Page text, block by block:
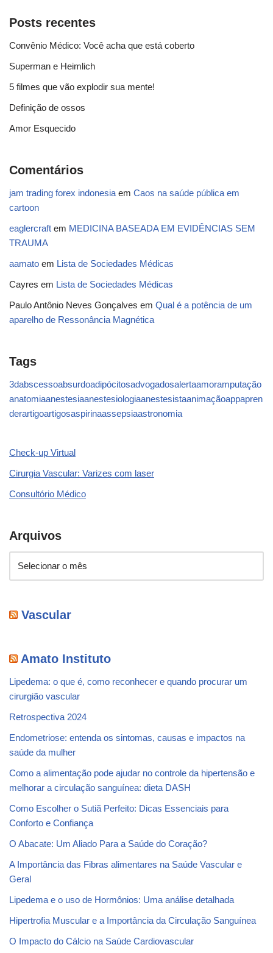
Posts recentes
Convênio Médico: Você acha que está coberto
Superman e Heimlich
5 filmes que vão explodir sua mente!
Definição de ossos
Amor Esquecido
Comentários
jam trading forex indonesia em Caos na saúde pública em
cartoon
eaglercraft em MEDICINA BASEADA EM EVIDÊNCIAS SEM
TRAUMA
aamato em Lista de Sociedades Médicas
Cayres em Lista de Sociedades Médicas
Paulo Antônio Neves Gonçalves em Qual é a potência de um
aparelho de Ressonância Magnética
Tags
3dabscessoabsurdoadipócitosadvogadosalertaamoramputação
anatomiaanestesiaanestesiologiaanestesistaanimaçãoappapren
derartigoartigosaspirinaassepsiaastronomia
Check-up Virtual
Cirurgia Vascular: Varizes com laser
Consultório Médico
Arquivos
Vascular
Amato Instituto
Lipedema: o que é, como reconhecer e quando procurar um
cirurgião vascular
Retrospectiva 2024
Endometriose: entenda os sintomas, causas e impactos na
saúde da mulher
Como a alimentação pode ajudar no controle da hipertensão e
melhorar a circulação sanguínea: dieta DASH
Como Escolher o Sutiã Perfeito: Dicas Essenciais para
Conforto e Confiança
O Abacate: Um Aliado Para a Saúde do Coração?
A Importância das Fibras alimentares na Saúde Vascular e
Geral
Lipedema e o uso de Hormônios: Uma análise detalhada
Hipertrofia Muscular e a Importância da Circulação Sanguínea
O Impacto do Cálcio na Saúde Cardiovascular